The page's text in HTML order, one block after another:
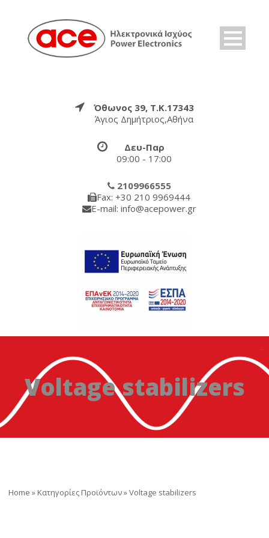
Όθωνος 39, Τ.Κ.17343
Άγιος Δημήτριος,Αθήνα
Δευ-Παρ
09:00 - 17:00
2109966555
Fax: +30 210 9969444
E-mail: info@acepower.gr
Voltage stabilizers
Home » Κατηγορίες Προϊόντων»Voltage stabilizers